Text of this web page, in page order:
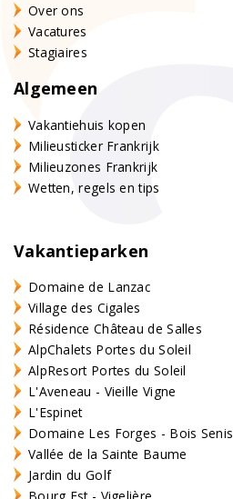
Over ons
Vacatures
Stagiaires
Algemeen
Vakantiehuis kopen
Milieusticker Frankrijk
Milieuzones Frankrijk
Wetten, regels en tips
Vakantieparken
Domaine de Lanzac
Village des Cigales
Résidence Château de Salles
AlpChalets Portes du Soleil
AlpResort Portes du Soleil
L'Aveneau - Vieille Vigne
L'Espinet
Domaine Les Forges - Bois Senis
Vallée de la Sainte Baume
Jardin du Golf